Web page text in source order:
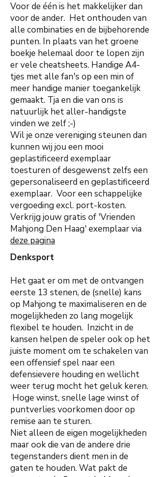
Voor de één is het makkelijker dan
voor de ander. Het onthouden van
alle combinaties en de bijbehorende
punten. In plaats van het groene
boekje helemaal door te lopen zijn
er vele cheatsheets. Handige A4-
tjes met alle fan's op een min of
meer handige manier toegankelijk
gemaakt. Tja en die van ons is
natuurlijk het aller-handigste
vinden we zelf ;-)
Wil je onze vereniging steunen dan
kunnen wij jou een mooi
geplastificeerd exemplaar
toesturen of desgewenst zelfs een
gepersonaliseerd en geplastificeerd
exemplaar. Voor een schappelijke
vergoeding excl. port-kosten.
Verkrijg jouw gratis of 'Vrienden
Mahjong Den Haag' exemplaar via
deze pagina
Denksport
Het gaat er om met de ontvangen
eerste 13 stenen, de (snelle) kans
op Mahjong te maximaliseren en de
mogelijkheden zo lang mogelijk
flexibel te houden. Inzicht in de
kansen helpen de speler ook op het
juiste moment om te schakelen van
een offensief spel naar een
defensievere houding en wellicht
weer terug mocht het geluk keren.
Hoge winst, snelle lage winst of
puntverlies voorkomen door op
remise aan te sturen.
Niet alleen de eigen mogelijkheden
maar ook die van de andere drie
tegenstanders dient men in de
gaten te houden. Wat pakt de